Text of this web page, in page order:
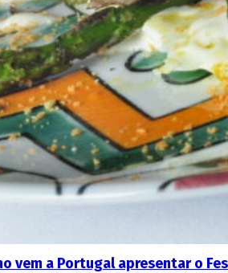
vem a Portugal apresentar o